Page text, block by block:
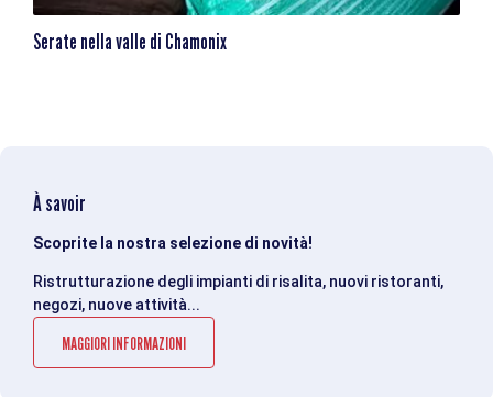
Serate nella valle di Chamonix
À savoir
Scoprite la nostra selezione di novità!
Ristrutturazione degli impianti di risalita, nuovi ristoranti,
negozi, nuove attività...
MAGGIORI INFORMAZIONI